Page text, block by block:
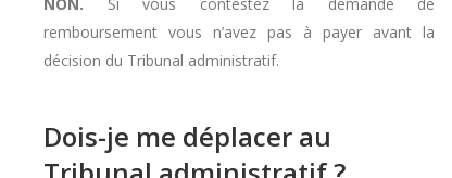
remboursement vous n’avez pas à payer avant la
décision du Tribunal administratif.
Dois-je me déplacer au